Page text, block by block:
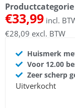
Productcategorie
€33,99 incl.
€28,09 excl. BTW
Huismerk
Voor 12.00
Zeer scherp
Uitverkocht